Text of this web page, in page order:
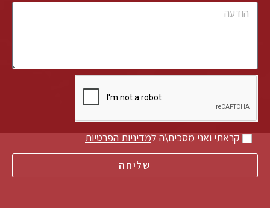
קראתי ואני מסכים\ה למדיניות הפרטיות
שליחה